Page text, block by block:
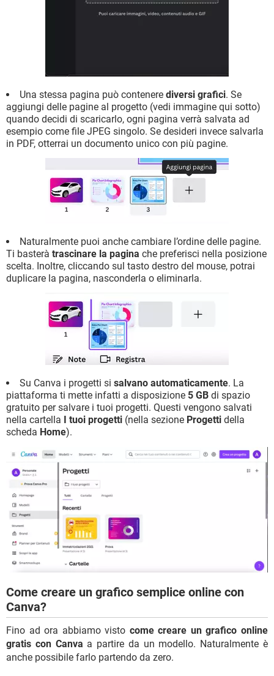
Una stessa pagina può contenere diversi grafici. Se
aggiungi delle pagine al progetto (vedi immagine qui sotto)
quando decidi di scaricarlo, ogni pagina verrà salvata ad
esempio come file JPEG singolo. Se desideri invece salvarla
in PDF, otterrai un documento unico con più pagine.
Naturalmente puoi anche cambiare l’ordine delle pagine.
Ti basterà trascinare la pagina che preferisci nella posizione
scelta. Inoltre, cliccando sul tasto destro del mouse, potrai
duplicare la pagina, nasconderla o eliminarla.
Su Canva i progetti si salvano automaticamente. La
piattaforma ti mette infatti a disposizione 5 GB di spazio
gratuito per salvare i tuoi progetti. Questi vengono salvati
nella cartella
I tuoi progetti (nella sezione Progetti della
scheda Home).
Come creare un grafico semplice online con
Canva?
Fino ad ora abbiamo visto come creare un grafico online
gratis con Canva a partire da un modello. Naturalmente è
anche possibile farlo partendo da zero.